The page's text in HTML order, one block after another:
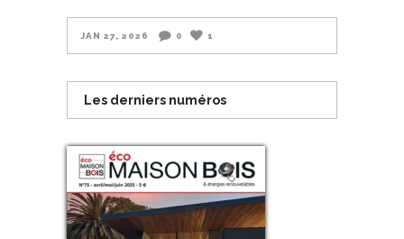
JAN 27, 2026 0 1
Les derniers numéros